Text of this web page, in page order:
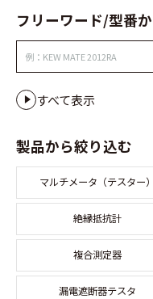
フリーワード/型番
すべて表示
製品から絞り込む
マルチメータ（テスター）
絶縁抵抗計
複合測定器
漏電遮断器テスタ